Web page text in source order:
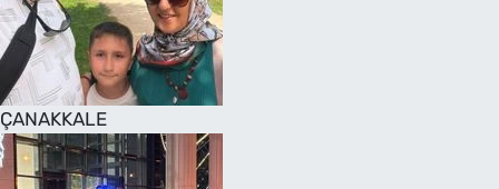
ÇANAKKALE
SAĞLIK
TV REHBERİ